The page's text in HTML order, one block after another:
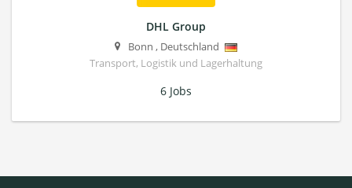
DHL Group
Bonn , Deutschland
Transport, Logistik und Lagerhaltung
6 Jobs